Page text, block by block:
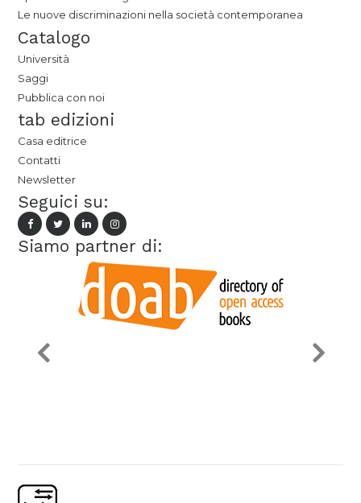
Le nuove discriminazioni nella società contemporanea
Catalogo
Università
Saggi
Pubblica con noi
tab edizioni
Casa editrice
Contatti
Newsletter
Seguici su:
Siamo partner di: